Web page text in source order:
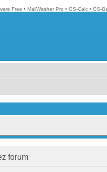
Free • MailWasher Pro • GS-Calc • GS-
forum